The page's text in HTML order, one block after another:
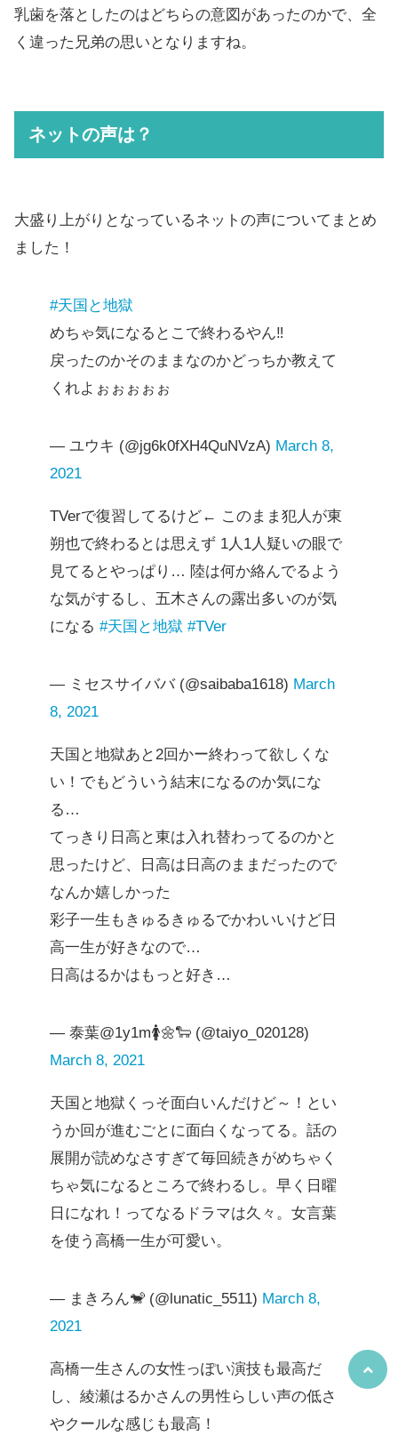
乳歯を落としたのはどちらの意図があったのかで、全
く違った兄弟の思いとなりますね。
ネットの声は？
大盛り上がりとなっているネットの声についてまとめ
ました！
#天国と地獄
めちゃ気になるとこで終わるやん‼️
戻ったのかそのままなのかどっちか教えて
くれよぉぉぉぉぉ
— ユウキ (@jg6k0fXH4QuNVzA) March 8,
2021
TVerで復習してるけど← このまま犯人が東
朔也で終わるとは思えず 1人1人疑いの眼で
見てるとやっぱり… 陸は何か絡んでるよう
な気がするし、五木さんの露出多いのが気
になる #天国と地獄 #TVer
— ミセスサイババ (@saibaba1618) March
8, 2021
天国と地獄あと2回かー終わって欲しくな
い！でもどういう結末になるのか気にな
る…
てっきり日高と東は入れ替わってるのかと
思ったけど、日高は日高のままだったので
なんか嬉しかった
彩子一生もきゅるきゅるでかわいいけど日
高一生が好きなので…
日高はるかはもっと好き…
— 泰葉@1y1m🚺🌼🐑 (@taiyo_020128)
March 8, 2021
天国と地獄くっそ面白いんだけど～！とい
うか回が進むごとに面白くなってる。話の
展開が読めなさすぎて毎回続きがめちゃく
ちゃ気になるところで終わるし。早く日曜
日になれ！ってなるドラマは久々。女言葉
を使う高橋一生が可愛い。
— まきろん🐒 (@lunatic_5511) March 8,
2021
高橋一生さんの女性っぽい演技も最高だ
し、綾瀬はるかさんの男性らしい声の低さ
やクールな感じも最高！